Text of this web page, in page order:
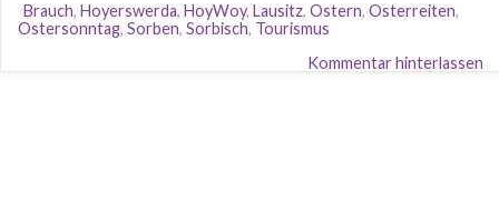
Brauch, Hoyerswerda, HoyWoy, Lausitz, Ostern, Osterreiten,
Ostersonntag, Sorben, Sorbisch, Tourismus
Kommentar hinterlassen